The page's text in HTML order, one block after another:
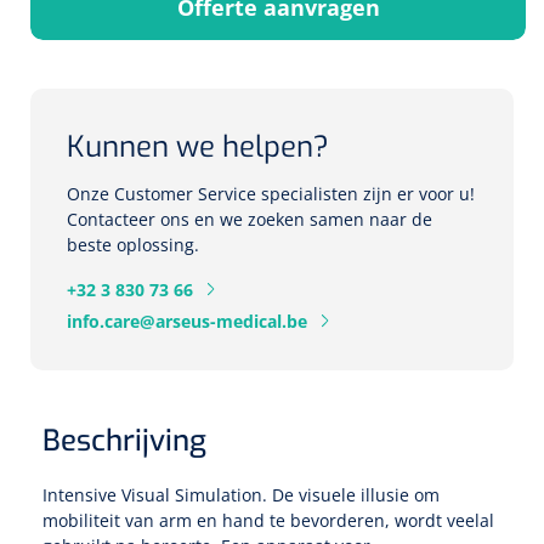
Massagetherapie
Verpleegdekens
Warmtetherapie
Fixatiemateriaal
Diversen
Verzwaringsdekens
Dopplers
Foetale dopplers
Lichtdiagnostiek
Colposcopen
Offerte aanvragen
Kunnen we helpen?
Onze Customer Service specialisten zijn er voor u!
Contacteer ons en we zoeken samen naar de
beste oplossing.
+32 3 830 73 66
info.care@arseus-medical.be
Beschrijving
Intensive Visual Simulation. De visuele illusie om
mobiliteit van arm en hand te bevorderen, wordt veelal